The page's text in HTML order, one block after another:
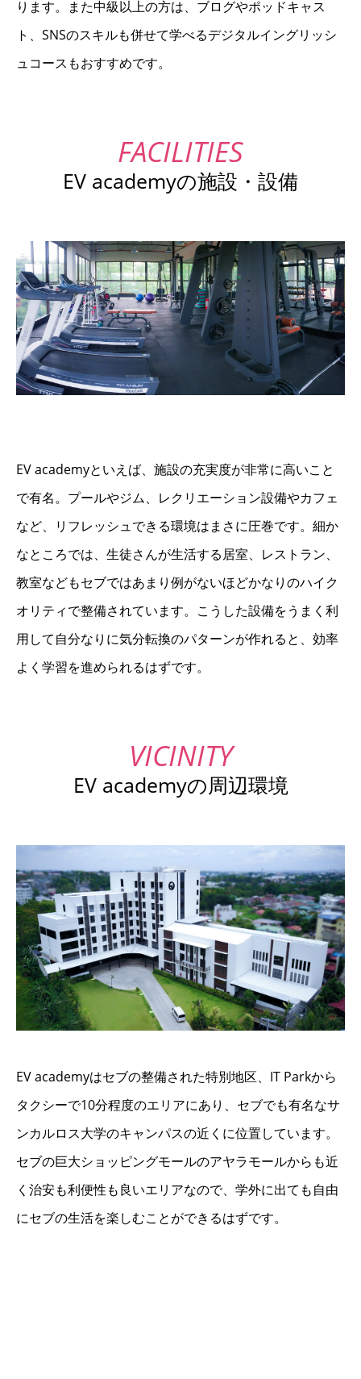
ります。また中級以上の方は、ブログやポッドキャス
ト、SNSのスキルも併せて学べるデジタルイングリッシ
ュコースもおすすめです。
EV academyの施設・設備
EV academyといえば、施設の充実度が非常に高いこと
で有名。プールやジム、レクリエーション設備やカフェ
など、リフレッシュできる環境はまさに圧巻です。細か
なところでは、生徒さんが生活する居室、レストラン、
教室などもセブではあまり例がないほどかなりのハイク
オリティで整備されています。こうした設備をうまく利
用して自分なりに気分転換のパターンが作れると、効率
よく学習を進められるはずです。
EV academyの周辺環境
EV academyはセブの整備された特別地区、IT Parkから
タクシーで10分程度のエリアにあり、セブでも有名なサ
ンカルロス大学のキャンパスの近くに位置しています。
セブの巨大ショッピングモールのアヤラモールからも近
く治安も利便性も良いエリアなので、学外に出ても自由
にセブの生活を楽しむことができるはずです。